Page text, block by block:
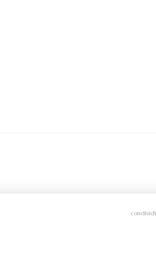
condividi